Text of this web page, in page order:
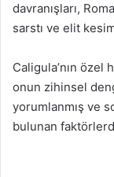
davranışları,
sarstı ve elit
Caligula’nın özel
onun zihinsel
yorumlanmış ve
bulunan